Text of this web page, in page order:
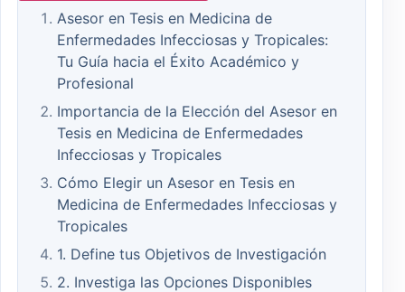
Asesor en Tesis en Medicina de
Enfermedades Infecciosas y Tropicales:
Tu Guía hacia el Éxito Académico y
Profesional
Importancia de la Elección del Asesor en
Tesis en Medicina de Enfermedades
Infecciosas y Tropicales
Cómo Elegir un Asesor en Tesis en
Medicina de Enfermedades Infecciosas y
Tropicales
1. Define tus Objetivos de Investigación
2. Investiga las Opciones Disponibles